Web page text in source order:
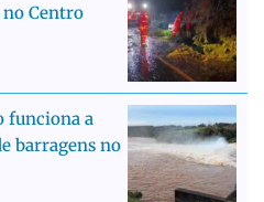
no Centro
funciona a
barragens no